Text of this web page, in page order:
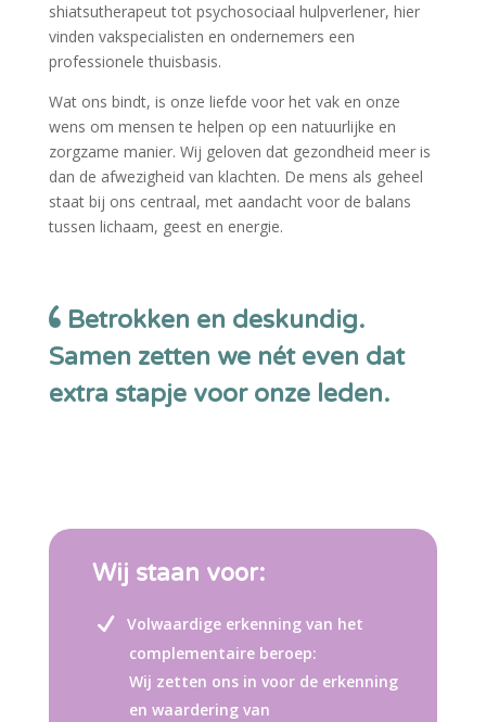
shiatsutherapeut tot psychosociaal hulpverlener, hier
vinden vakspecialisten en ondernemers een
professionele thuisbasis.
Wat ons bindt, is onze liefde voor het vak en onze
wens om mensen te helpen op een natuurlijke en
zorgzame manier. Wij geloven dat gezondheid meer is
dan de afwezigheid van klachten. De mens als geheel
staat bij ons centraal, met aandacht voor de balans
tussen lichaam, geest en energie.
Betrokken en deskundig.
Samen zetten we nét even dat
extra stapje voor onze leden.
Wij staan voor:
Volwaardige erkenning van het
complementaire beroep:
Wij zetten ons in voor de erkenning
en waardering van